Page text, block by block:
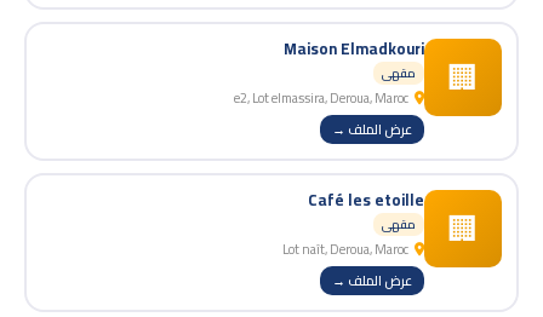
🏢
Maison Elmadkouri
مقهى
عرض الملف →
🏢
Café les etoille
مقهى
عرض الملف →